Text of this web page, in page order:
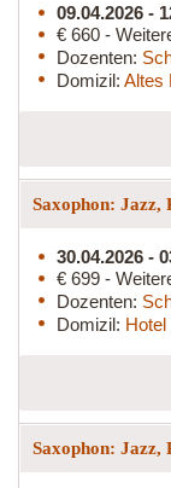
09.04.2026 -
€ 660 -
Dozenten:
Domizil: Altes
Saxophon:
30.04.2026 -
€ 699 -
Dozenten:
Domizil:
Saxophon: